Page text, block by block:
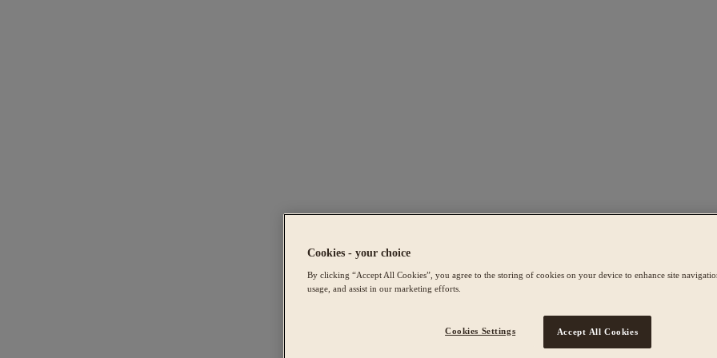
Cookies - your choice
By clicking “Accept All Cookies”, you agree to the storing of cookies on your device to enhance site
usage, and assist in our marketing efforts.
Cookies Settings Accept All Cookies